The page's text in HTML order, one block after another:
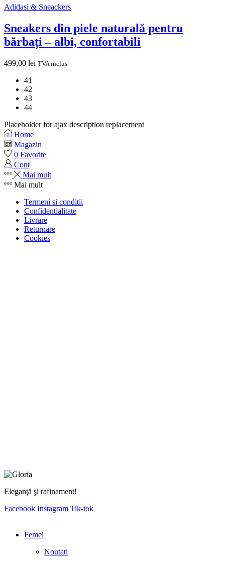
Adidasi & Sneackers
Sneakers din piele naturală pentru
bărbați – albi, confortabili
499,00 lei TVA inclus
41
42
43
44
Placeholder for ajax description replacement
Home
Magazin
0 Favorite
Cont
Mai mult
Mai mult
Termeni si conditii
Confidentialitate
Livrare
Returnare
Cookies
Eleganţă şi rafinament!
Facebook Instagram Tik-tok
Femei
Noutati